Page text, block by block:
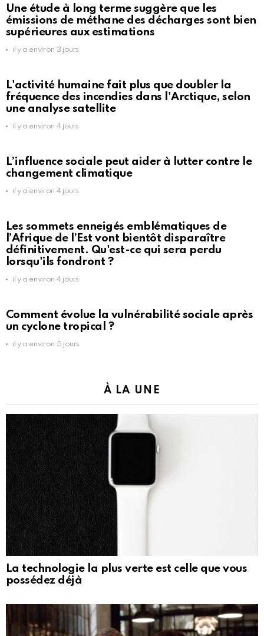
Une étude à long terme suggère que les
émissions de méthane des décharges sont bien
supérieures aux estimations
il y a environ 3 jours
L'activité humaine fait plus que doubler la
fréquence des incendies dans l'Arctique, selon
une analyse satellite
il y a environ 4 jours
L’influence sociale peut aider à lutter contre le
changement climatique
il y a environ 4 jours
Les sommets enneigés emblématiques de
l’Afrique de l’Est vont bientôt disparaître
définitivement. Qu'est-ce qui sera perdu
lorsqu'ils fondront ?
il y a environ 4 jours
Comment évolue la vulnérabilité sociale après
un cyclone tropical ?
il y a environ 5 jours
À LA UNE
La technologie la plus verte est celle que vous
possédez déjà